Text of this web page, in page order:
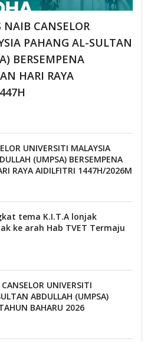
NAIB CANSELOR
PAHANG AL-SULTAN
BERSEMPENA
HARI RAYA
UNIVERSITI MALAYSIA
(UMPSA) BERSEMPENA
RAYA AIDILFITRI 1447H/2026M
tema K.I.T.A lonjak
ke arah Hab TVET Termaju
UNIVERSITI
ABDULLAH (UMPSA)
BAHARU 2026